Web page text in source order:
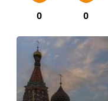
0 0